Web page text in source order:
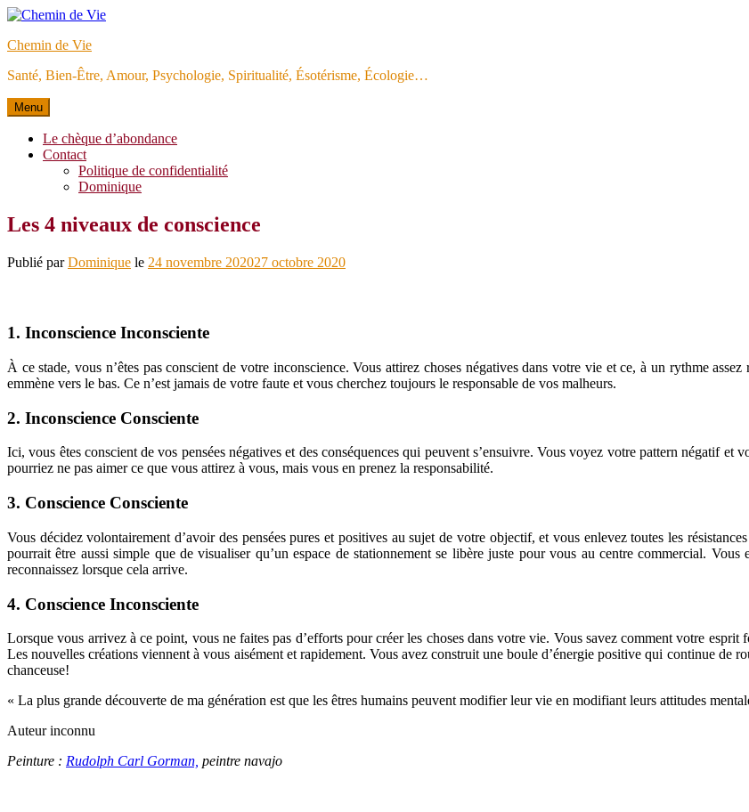
Aller
contenu
Chemin de Vie
Santé, Bien-Être, Amour, Psychologie, Spiritualité, Ésotérisme, Écologie…
Menu
Le chèque d’abondance
Contact
Politique de confidentialité
Dominique
Les 4 niveaux de conscience
Publié parDominique le 24 novembre 202027 octobre 2020
1. Inconscience Inconsciente
À ce stade, vous n’êtes pas conscient de votre inconscience. Vous attirez choses négatives dans votre vie et ce, à un rythme
emmène vers le bas. Ce n’est jamais de votre faute et vous cherchez toujours le responsable de vos malheurs.
2. Inconscience Consciente
Ici, vous êtes conscient de vos pensées négatives et des conséquences qui peuvent s’ensuivre. Vous voyez votre pattern négatif et
pourriez ne pas aimer ce que vous attirez à vous, mais vous en prenez la responsabilité.
3. Conscience Consciente
Vous décidez volontairement d’avoir des pensées pures et positives au sujet de votre objectif, et vous enlevez toutes les
pourrait être aussi simple que de visualiser qu’un espace de stationnement se libère juste pour vous au centre commercial.
reconnaissez lorsque cela arrive.
4. Conscience Inconsciente
Lorsque vous arrivez à ce point, vous ne faites pas d’efforts pour créer les choses dans votre vie. Vous savez comment votre
Les nouvelles créations viennent à vous aisément et rapidement. Vous avez construit une boule d’énergie positive qui continue de
chanceuse!
« La plus grande découverte de ma génération est que les êtres humains peuvent modifier leur vie en modifiant leurs attitudes
Auteur inconnu
Peinture : Rudolph Carl Gorman, peintre navajo